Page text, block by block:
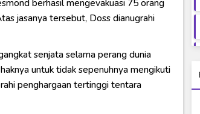
jasanya tersebut, Doss dianugrahi
senjata selama perang dunia
untuk tidak sepenuhnya mengikuti
penghargaan tertinggi tentara